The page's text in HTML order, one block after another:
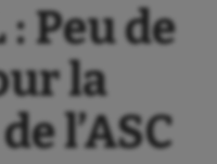
: Peu de
la
l’ASC